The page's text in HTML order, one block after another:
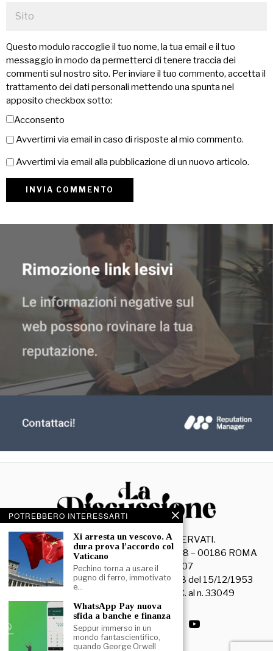
Questo modulo raccoglie il tuo nome, la tua email e il tuo
messaggio in modo da permetterci di tenere traccia dei
commenti sul nostro sito. Per inviare il tuo commento, accetta il
trattamento dei dati personali mettendo una spunta nel
apposito checkbox sotto:
Acconsento
Avvertimi via email in caso di risposte al mio commento.
Avvertimi via email alla pubblicazione di un nuovo articolo.
© 2026- TUTTI I DIRITTI RISERVATI.
La Discussione S.r.l. – Piazza Capranica, 78 – 00186 ROMA
C.F. e P. IVA 15045971007
Registrazione Tribunale di Roma n. 3628 del 15/12/1953
La società editrice è iscritta al R.O.C. al n. 33049
POTREBBERO INTERESSARTI
Xi arresta un vescovo. A
dura prova l’accordo col
Vaticano
Pechino torna a usare il
pugno di ferro, immotivato
e…
WhatsApp Pay nuova
sfida a banche e finanza
Seppur immerso in un
mondo fantascientifico,
quando George Orwell